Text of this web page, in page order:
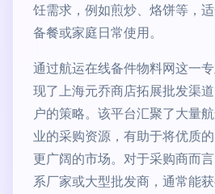
饪需求，例如煎炒、烙饼等，
备餐或家庭日常使用。
通过航运在线备件物料网这一
现了上海元乔商店拓展批发渠
户的策略。该平台汇聚了大量
业的采购资源，有助于将优质
更广阔的市场。对于采购商而
系厂家或大型批发商，通常能